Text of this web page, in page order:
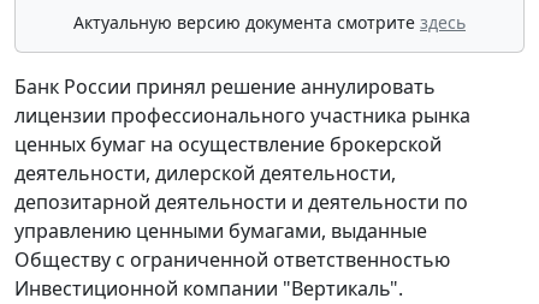
Актуальную версию документа смотрите здесь
Банк России принял решение аннулировать
лицензии профессионального участника рынка
ценных бумаг на осуществление брокерской
деятельности, дилерской деятельности,
депозитарной деятельности и деятельности по
управлению ценными бумагами, выданные
Обществу с ограниченной ответственностью
Инвестиционной компании "Вертикаль".